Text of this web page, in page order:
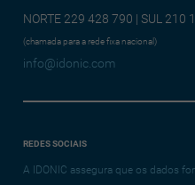
NORTE 229 428 790 | SUL 210
(chamada para a rede fixa nacional)
info@idonic.com
REDES SOCIAIS
A IDONIC assegura que os dados